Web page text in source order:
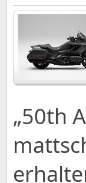
„50th